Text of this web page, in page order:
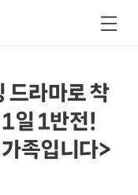
색
메
뉴
드라마로 착
일 1반전!
족입니다>